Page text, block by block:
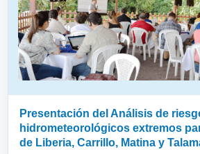
Presentación del Análisis de
hidrometeorológicos extremos
de Liberia, Carrillo, Matina y